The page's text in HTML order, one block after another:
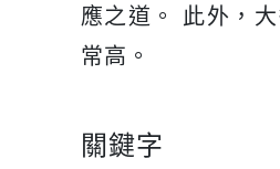
應之道。 此外，
常高。
關鍵字